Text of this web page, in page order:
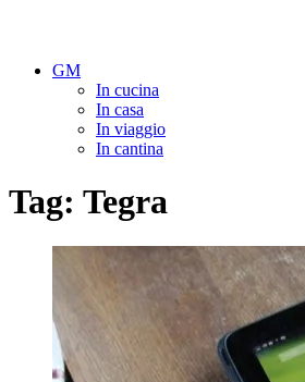
GM
In cucina
In casa
In viaggio
In cantina
Tag: Tegra